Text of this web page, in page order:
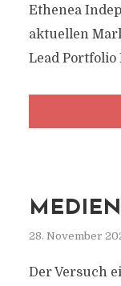
Ethenea
aktuellen
Lead Portfolio
28. November
Der Versuch